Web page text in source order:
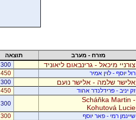
מזרח - מערב תוצאה
צורניי מיכאל - גרינבאום ליאוניד 300
רול יוסף - לוין אמיר
450
אלישר שלמה - אלישר נועם 300
זק יניב - פרידלנדר אהוד
450
Scháňka Martin -
Kohutová Lucie
300
שיינמן רמי - פאר יוסף
300